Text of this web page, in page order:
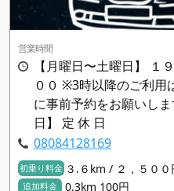
営業時間
【月曜日〜土曜日】 １
００ ※3時以降のご利用
に事前予約をお願いし
日】 定 休 日
08084128169
初乗り料金 ３.６km / ２，５００
追加料金 0.3km 100円